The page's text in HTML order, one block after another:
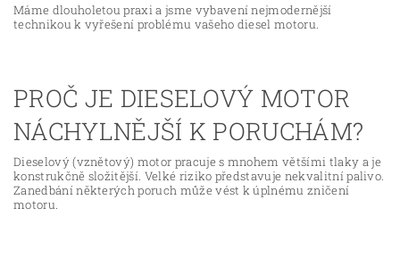
Máme dlouholetou praxi a jsme vybavení nejmodernější
technikou k vyřešení problému vašeho diesel motoru.
PROČ JE DIESELOVÝ MOTOR
NÁCHYLNĚJŠÍ K PORUCHÁM?
Dieselový (vznětový) motor pracuje s mnohem většími tlaky a je
konstrukčně složitější. Velké riziko představuje nekvalitní palivo.
Zanedbání některých poruch může vést k úplnému zničení
motoru.